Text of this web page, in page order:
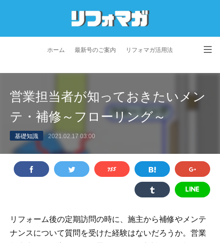
ホーム 最新号のご案内 リフォマガ活用法
プライバシーポリシー 利用規約 会社概要
営業担当者が知っておきたいメン
テ・補修～フローリング～
基礎知識 2021.02.17 03:00
リフォーム後の定期訪問の時に、施主から補修やメンテ
ナンスについて質問を受けた経験はないだろうか。営業